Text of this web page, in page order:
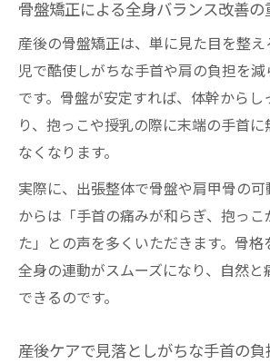
骨盤矯正による全身バランス改善の
産後の骨盤矯正は、単に見た目を整
児で酷使しがちな手首や肩の負担を
です。骨盤が安定すれば、体幹からし
り、抱っこや授乳の際に末端の手首に
なくなります。
実際に、出張整体で骨盤や肩甲骨の
からは「手首の痛みが和らぎ、抱っこ
た」との声を多くいただきます。骨格
全身の連動がスムーズになり、自然と
できるのです。
産後ケアで見落としがちな手首の負